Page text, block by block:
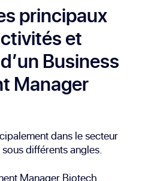
principaux
et
Business
Manager
dans le secteur
différents angles.
Manager Biotech